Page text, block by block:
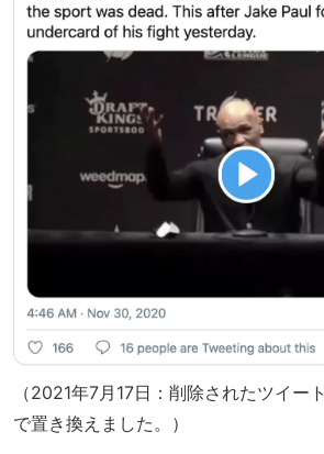
（2021年7月17日：削除されたツイー
で置き換えました。）